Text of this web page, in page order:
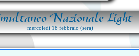
Nazionale Light
mercoledì 18 febbraio (sera)